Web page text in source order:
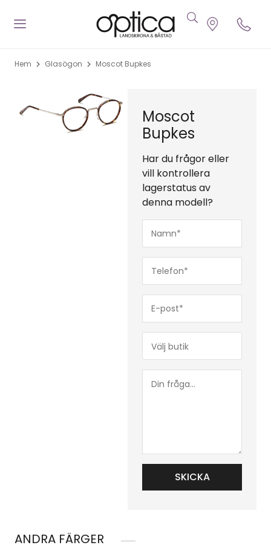
Hem Glasögon Moscot Bupkes
Moscot
Bupkes
Har du frågor eller
vill kontrollera
lagerstatus av
denna modell?
post*
(Obligatoriskt)
(Obligatoriskt)
fråga...
ANDRA FÄRGER